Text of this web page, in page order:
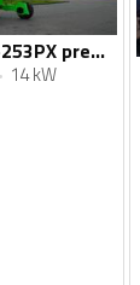
Palfinger - F3-253PX prenosni viljuškar / IMP-4321
14 kW